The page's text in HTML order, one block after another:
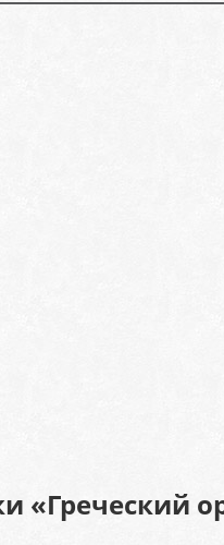
«Греческий